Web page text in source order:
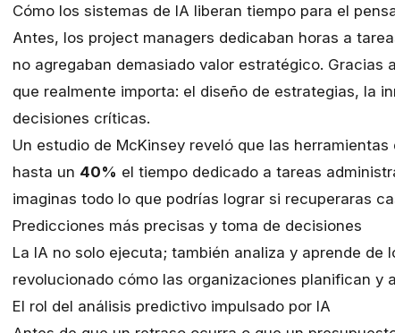
Cómo los sistemas de IA liberan tiempo para el
Antes, los project managers dedicaban horas a
no agregaban demasiado valor estratégico. Gracias
que realmente importa: el diseño de estrategias, la
decisiones críticas.
Un estudio de McKinsey reveló que las
hasta un 40% el tiempo dedicado a tareas
imaginas todo lo que podrías lograr si recuperaras
Predicciones más precisas y toma de decisiones
La IA no solo ejecuta; también analiza y aprende de
revolucionado cómo las organizaciones planifican y
El rol del análisis predictivo impulsado por IA